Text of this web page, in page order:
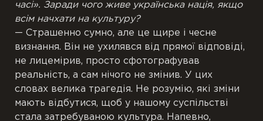
часі». Заради чого живе українська нація, якщо
всім начхати на культуру?
— Страшенно сумно, але це щире і чесне
визнання. Він не ухилявся від прямої відповіді,
не лицемірив, просто сфотографував
реальність, а сам нічого не змінив. У цих
словах велика трагедія. Не розумію, які зміни
мають відбутися, щоб у нашому суспільстві
стала затребуваною культура. Напевно,